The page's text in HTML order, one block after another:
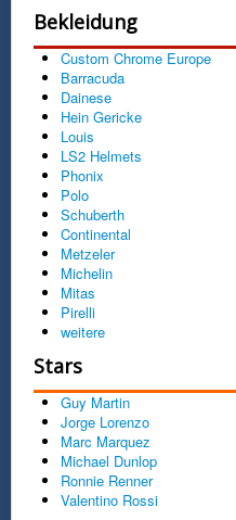
Bekleidung
Custom Chrome Europe
Barracuda
Dainese
Hein Gericke
Louis
LS2 Helmets
Phonix
Polo
Schuberth
Continental
Metzeler
Michelin
Mitas
Pirelli
weitere
Stars
Guy Martin
Jorge Lorenzo
Marc Marquez
Michael Dunlop
Ronnie Renner
Valentino Rossi